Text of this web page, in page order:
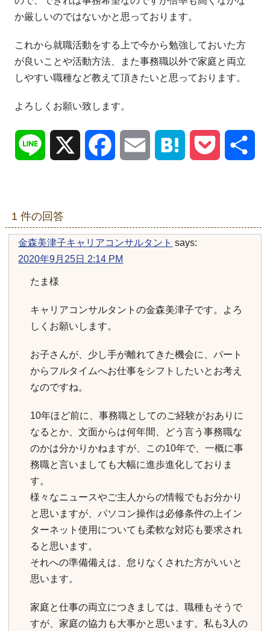
か厳しいのではないかと思っております。
これから就職活動をする上で今から勉強しておいた方
が良いことや活動方法、また事務職以外で家庭と両立
しやすい職種など教えて頂きたいと思っております。
よろしくお願い致します。
Line Facebook Email Hatena Pocket
1 件の回答
金森美津子キャリアコンサルタント says:
2020年9月25日 2:14 PM
たま様
キャリアコンサルタントの金森美津子です。よろ
しくお願いします。
お子さんが、少し手が離れてきた機会に、パート
からフルタイムへお仕事をシフトしたいとお考え
なのですね。
10年ほど前に、事務職としてのご経験がおありに
なるとか、文面からは何年間、どう言う事務職な
のかは分かりかねますが、この10年で、一概に事
務職と言いましても大幅に進歩進化しておりま
す。
様々なニュースやご主人からの情報でもお分かり
と思いますが、パソコン操作は必修条件の上イン
ターネット使用についても柔軟な対応も要求され
ると思います。
それへの準備備えは、怠りなくされた方がいいと
思います。
家庭と仕事の両立につきましては、職種もそうで
すが、家庭の協力も大事かと思います。私も3人の